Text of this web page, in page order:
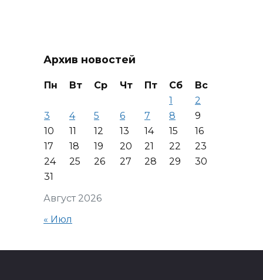
Архив новостей
Август 2026
Пн Вт Ср Чт Пт Сб
Вс
1
2
3
4 5 6 7 8
9
10
11 12 13 14 15
16
17
18 19 20 21 22
23
24
25 26 27 28 29
30
31
« Июл